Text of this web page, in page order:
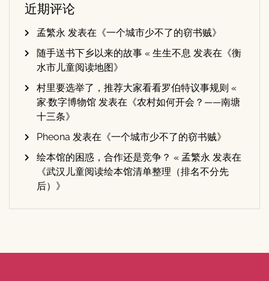
近期评论
孟繁永 发表在《一个城市少不了的窃书贼》
随手送书下乡以来的故事 « 生生不息 发表在《衡
水市儿童阅读地图》
村里要选举了，推荐大家看看罗伯特议事规则 «
家·数字博物馆 发表在《农村如何开会？——南塘
十三条》
Pheona 发表在《一个城市少不了的窃书贼》
绘本馆的困惑，合作还是竞争？ « 孟繁永 发表在
《武汉儿童阅读绘本馆清单整理（排名不分先
后） 》